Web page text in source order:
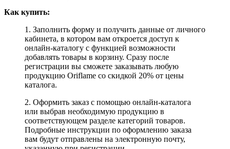
Как купить:
1. Заполнить форму и получить данные от личного
кабинета, в котором вам откроется доступ к
онлайн-каталогу с функцией возможности
добавлять товары в корзину. Сразу после
регистрации вы сможете заказывать любую
продукцию Oriflame со скидкой 20% от цены
каталога.
2. Оформить заказ с помощью онлайн-каталога
или выбрав необходимую продукцию в
соответствующем разделе категорий товаров.
Подробные инструкции по оформлению заказа
вам будут отправлены на электронную почту,